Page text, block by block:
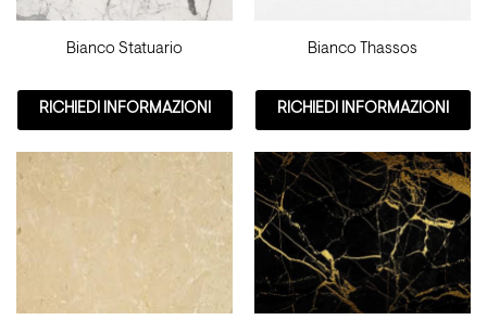
Bianco Statuario
RICHIEDI INFORMAZIONI
Bianco Thassos
RICHIEDI INFORMAZIONI